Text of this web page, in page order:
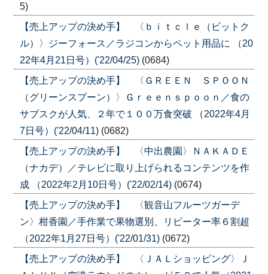
5)
【売上アップの決め手】 〈ｂｉｔｃｌｅ（ビットク
ル）〉ジーフォース／ラジコンからペット用品に （20
22年4月21日号）('22/04/25) (0684)
【売上アップの決め手】 〈ＧＲＥＥＮ ＳＰＯＯＮ
（グリーンスプーン）〉Ｇｒｅｅｎｓｐｏｏｎ／食の
サブスクが人気、２年で１００万食突破 （2022年4月
7日号）('22/04/11) (0682)
【売上アップの決め手】 〈中出農園〉ＮＡＫＡＤＥ
（ナカデ）／テレビに取り上げられるコンテンツを作
成 （2022年2月10日号）('22/02/14) (0674)
【売上アップの決め手】 〈観音山フルーツガーデ
ン〉柑香園／手作業で果物選別、リピーター率６割超
（2022年1月27日号）('22/01/31) (0672)
【売上アップの決め手】 〈ＪＡＬショッピング〉Ｊ